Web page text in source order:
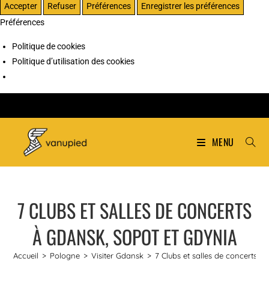
Accepter Refuser Préférences
Enregistrer les préférences
Préférences
Politique de cookies
Politique d’utilisation des cookies
MENU
7 CLUBS ET SALLES DE CONCERTS
À GDANSK, SOPOT ET GDYNIA
Accueil > Pologne > Visiter Gdansk > 7 Clubs et salles de concerts à